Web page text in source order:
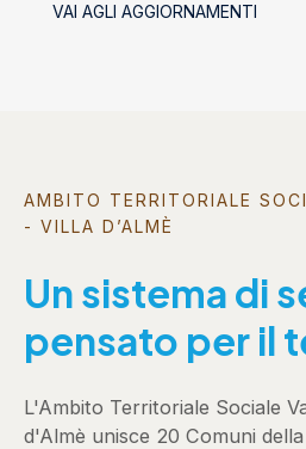
socializzanti
VAI AGLI AGGIORNAMENTI
AMBITO TERRITORIALE
- VILLA D’ALMÈ
Un sistema di
pensato per il
L'Ambito Territoriale Sociale
d'Almè unisce 20 Comuni